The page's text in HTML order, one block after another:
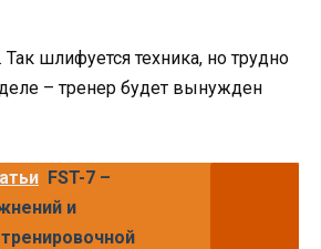
шлифуется техника, но трудно
– тренер будет вынужден
FST-7 –
и